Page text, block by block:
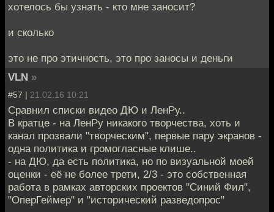
хотелось бы узнать - кто мне заносит?
и сколько
это не про этичность, это про заносы и деньги
VLN »
#57 | 21.02.16 10:21
Сравнил списки видео ДЮ и ЛенРу..
В кратце - на ЛенРу никакого творчества, хоть и
канал прозвали "творческим", первые пару экранов -
одна политика и громогласные клише..
- на ДЮ, да есть политика, но по визуальной моей
оценки - её не более трети, 2/3 - это собственная
работа в рамках авторских проектов "Синий Фил",
"ОперГеймер" и "исторический разведопрос"